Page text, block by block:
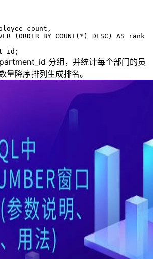
(ORDER BY COUNT(*) DESC) AS rank
分组，并统计每个部门的员
量降序排列生成排名。